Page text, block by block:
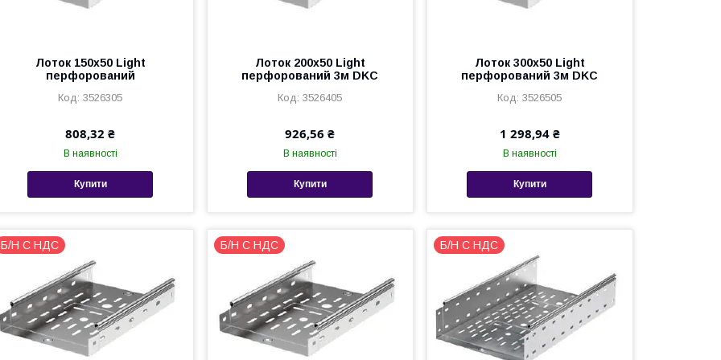
Лоток 150х50 Light
перфорований
3526305
808,32 ₴
В наявності
Купити
Лоток 200х50 Light
перфорований 3м DKC
3526405
926,56 ₴
В наявності
Купити
Лоток 300х50 Light
перфорований 3м DKC
3526505
1 298,94 ₴
В наявності
Купити
Б/Н С НДС Б/Н С НДС Б/Н С НДС